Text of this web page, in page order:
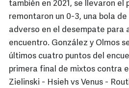
también en 2021, se llevaron el
remontaron un 0-3, una bola
adverso en el desempate para
encuentro. González y Olmos
últimos cuatro puntos del
primera final de mixtos contra
Zielinski - Hsieh vs Venus -